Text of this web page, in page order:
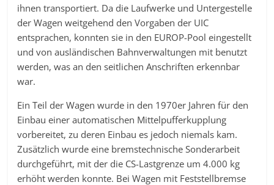
ihnen transportiert. Da die Laufwerke und Untergestelle
der Wagen weitgehend den Vorgaben der UIC
entsprachen, konnten sie in den EUROP-Pool eingestellt
und von ausländischen Bahnverwaltungen mit benutzt
werden, was an den seitlichen Anschriften erkennbar
war.
Ein Teil der Wagen wurde in den 1970er Jahren für den
Einbau einer automatischen Mittelpufferkupplung
vorbereitet, zu deren Einbau es jedoch niemals kam.
Zusätzlich wurde eine bremstechnische Sonderarbeit
durchgeführt, mit der die CS-Lastgrenze um 4.000 kg
erhöht werden konnte. Bei Wagen mit Feststellbremse